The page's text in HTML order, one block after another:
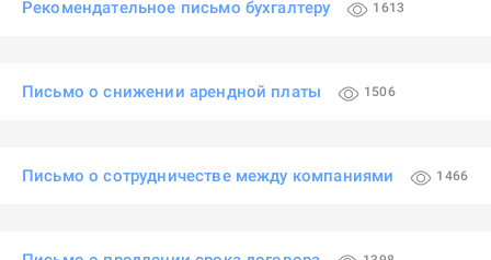
Рекомендательное письмо бухгалтеру 1613
Письмо о снижении арендной платы 1506
Письмо о сотрудничестве между компаниями 1466